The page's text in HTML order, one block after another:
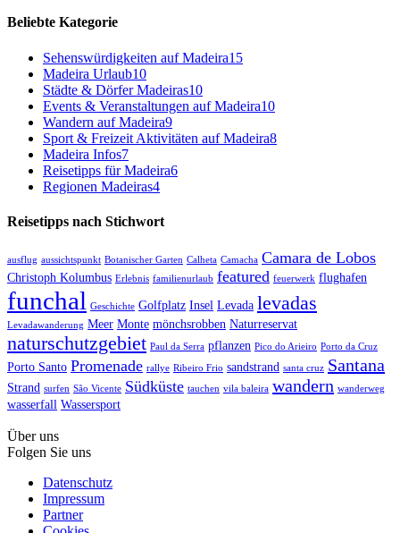
Beliebte Kategorie
Sehenswürdigkeiten auf Madeira15
Madeira Urlaub10
Städte & Dörfer Madeiras10
Events & Veranstaltungen auf Madeira10
Wandern auf Madeira9
Sport & Freizeit Aktivitäten auf Madeira8
Madeira Infos7
Reisetipps für Madeira6
Regionen Madeiras4
Reisetipps nach Stichwort
ausflug aussichtspunkt Botanischer Garten Calheta Camacha Camara de Lobos
Christoph Kolumbus Erlebnis familienurlaub featured feuerwerk flughafen
funchal Geschichte Golfplatz Insel Levada levadas
Levadawanderung Meer Monte mönchsrobben Naturreservat
naturschutzgebiet Paul da Serra pflanzen Pico do Arieiro Porto da Cruz
Porto Santo Promenade rallye Ribeiro Frio sandstrand santa cruz Santana
Strand surfen São Vicente Südküste tauchen vila baleira wandern wanderweg
wasserfall Wassersport
Über uns
Folgen Sie uns
Datenschutz
Impressum
Partner